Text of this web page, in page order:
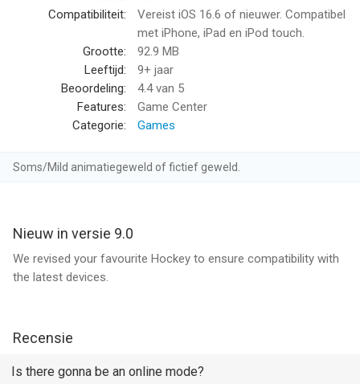
• Endless Mode to master brutal skills and climb in
• Insane Power-Ups for each match!
• Global Rankings – dominate the leaderboards!
• 5 factions: Battling Boars, Mighty Eagles, Power Sharks, Wolf
Pack and Unicorn Squad!
experience. Since 2007.
Please visit our room on the App Store for more
--
Brutal Hockey van NAWIA GAMES Sp. z o.o. is een app voor
iPhone, iPad en iPod touch met iOS versie 16.6 of hoger,
Informatie voor Brutal Hockeyis het laatst vergeleken op 8 Aug
Compatibiliteit:
Vereist iOS 16.6 of nieuwer. Compatibel
met iPhone, iPad en iPod touch.
Grootte:
92.9 MB
Leeftijd:
9+ jaar
Beoordeling:
4.4van 5
Features:
Game Center
Categorie:
Games
Soms/Mild animatiegeweld of fictief geweld.
Nieuw in versie 9.0
We revised your favourite Hockey to ensure compatibility with
the latest devices.
Recensie
Is there gonna be an online mode?